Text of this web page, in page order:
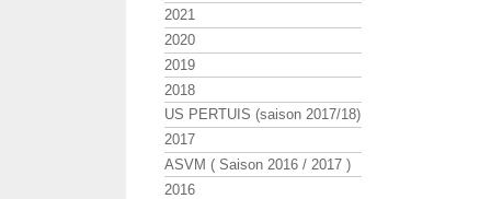
2021
2020
2019
2018
US PERTUIS (saison 2017/18)
2017
ASVM ( Saison 2016 / 2017 )
2016